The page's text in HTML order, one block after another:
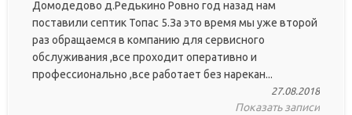
Домодедово д.Редькино Ровно год назад нам
поставили септик Топас 5.За это время мы уже второй
раз обращаемся в компанию для сервисного
обслуживания ,все проходит оперативно и
профессионально ,все работает без нарекан...
27.08.2018
Показать записи